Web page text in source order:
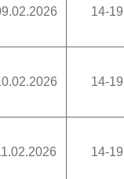
14-19
14-19
14-19